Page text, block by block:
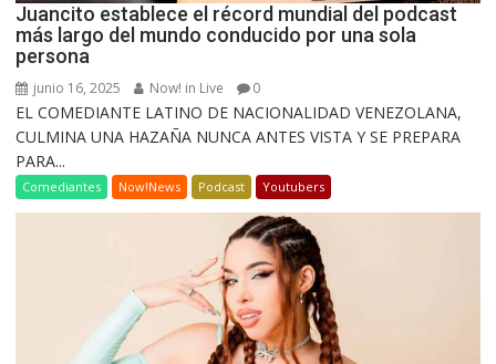
Juancito establece el récord mundial del podcast
más largo del mundo conducido por una sola
persona
junio 16, 2025 Now! in Live 0
EL COMEDIANTE LATINO DE NACIONALIDAD VENEZOLANA,
CULMINA UNA HAZAÑA NUNCA ANTES VISTA Y SE PREPARA
PARA...
Comediantes Now!News Podcast Youtubers